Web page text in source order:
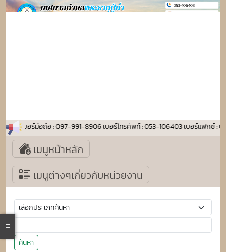
ม : เบอร์มือถือ : 097-991-8906 เบอร์โทรศัพท์ : 053-106403 เบอร์แฟกซ์ :
เมนูหน้าหลัก
เมนูต่างๆเกี่ยวกับหน่วยงาน
ค้นหา